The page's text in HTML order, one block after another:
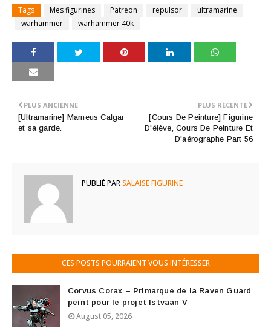
Tags Mes figurines Patreon repulsor
ultramarine
warhammer
warhammer 40k
PLUS RÉCENTE
[Cours De Peinture] Figurine
D'élève, Cours De Peinture Et
D'aérographe Part 56
PLUS ANCIENNE
[Ultramarine] Marneus Calgar
et sa garde.
PUBLIÉ PARSALAISE FIGURINE
CES POSTS POURRAIENT VOUS INTÉRESSER
Corvus Corax – Primarque de la Raven Guard
peint pour le projet Istvaan V
August 05, 2026